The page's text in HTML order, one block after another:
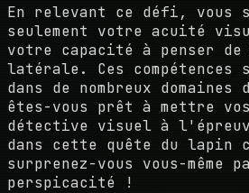
En relevant ce défi, vous
seulement votre acuité
votre capacité à penser de
latérale. Ces compétences
dans de nombreux
êtes-vous prêt à mettre
détective visuel à
dans cette quête du lapin
surprenez-vous vous-même
perspicacité !